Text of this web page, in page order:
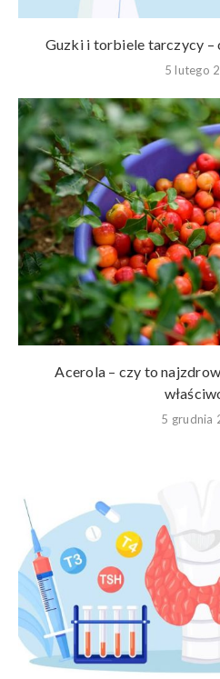
Guzki i torbiele tarczycy –
5 lutego
Acerola – czy to
5 grudnia